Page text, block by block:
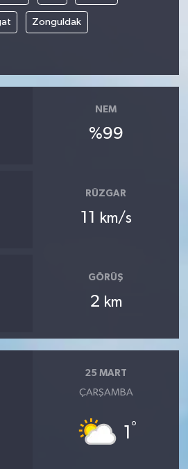
Zonguldak
NEM
%99
RÜZGAR
11 km/s
GÖRÜŞ
2 km
25 MART
ÇARŞAMBA
1 °